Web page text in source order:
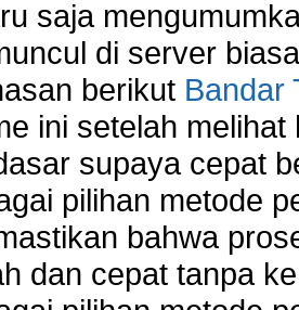
saja
di server
berikut Bandar
ini setelah
supaya cepat
pilihan metode
bahwa
dan cepat tanpa